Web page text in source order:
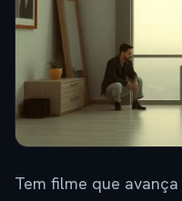
Tem filme que